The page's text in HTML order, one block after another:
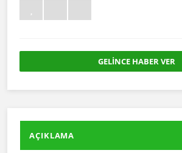
GELİNCE HABER VER
AÇIKLAMA